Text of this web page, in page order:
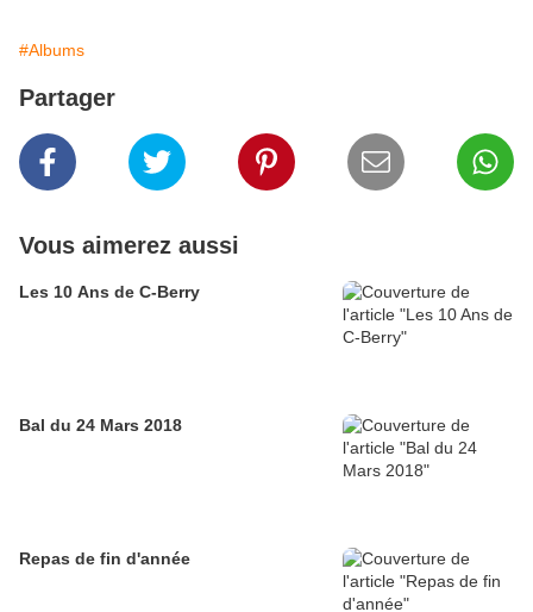
#Albums
Partager
Vous aimerez aussi
Les 10 Ans de C-Berry
Bal du 24 Mars 2018
Repas de fin d'année